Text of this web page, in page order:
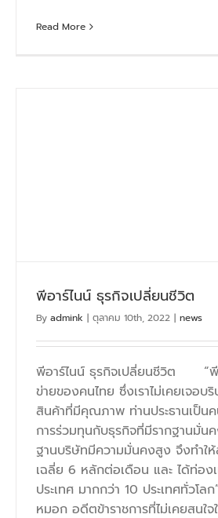
Read More
พีอาร์ไนน์ ธุรกิจเปลี่ยนชีวิต
By admink | ตุลาคม 10th, 2022 | news
พีอาร์ไนน์ ธุรกิจเปลี่ยนชีวิต “พีอ
ข่ายของคนไทย ซึ่งเราไม่เคยเจอ
สินค้าที่มีคุณภาพ ท่านประธานเป็น
การร่วมทุนกับธุรกิจที่มีรากฐานมั่น
ฐานบริษัทมีความมั่นคงสูง จึงทำให้
เฉลี่ย 6 หลักต่อเดือน และ ได้ท่อง
ประเทศ มากกว่า 10 ประเทศ
หมอก อดีตข้าราชการที่ไม่เคยสนใ